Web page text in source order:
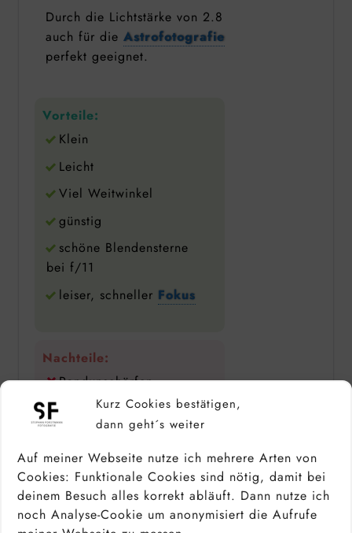
Kurz Cookies bestätigen,
dann geht´s weiter
Auf meiner Webseite nutze ich mehrere Arten von
Cookies: Funktionale Cookies sind nötig, damit bei
deinem Besuch alles korrekt abläuft. Dann nutze ich
noch Analyse-Cookie um anonymisiert die Aufrufe
Durch die Lichtstärke von 2.8
auch für die Astrofotografie
perfekt geeignet.
Vorteile:
Klein
Leicht
Viel Weitwinkel
günstig
schöne Blendensterne
bei f/11
leiser, schneller Fokus
Nachteile:
Randunschärfen
Vignettierung
Gehäuse aus Kunststoff
Nicht
witterungsbeständig